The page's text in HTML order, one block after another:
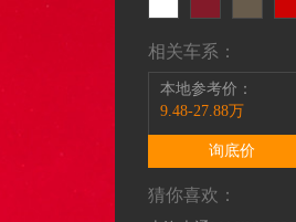
相关车系：
本地参考价：
9.48-27.88万
询底价
猜你喜欢：